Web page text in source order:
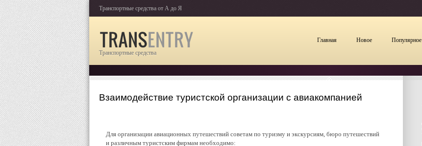
Транспортные средства от А до Я
Транспортные средства
Главная Новое Популярное
Взаимодействие туристской организации с авиакомпанией
Для организации авиационных путешествий советам по туризму и экскурсиям, бюро путешествий
и различным туристским фирмам необходимо: